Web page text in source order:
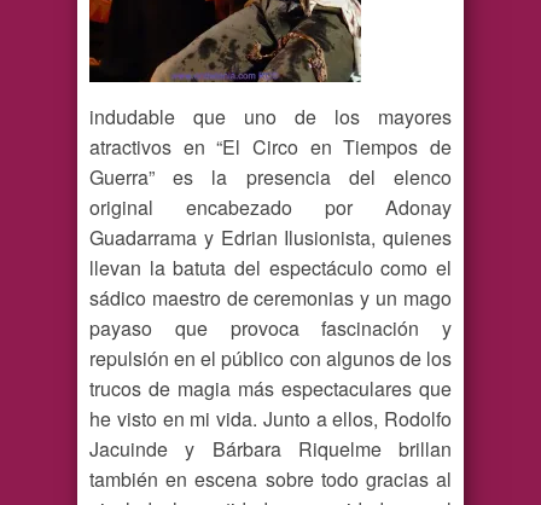
indudable que uno de los mayores
atractivos en “El Circo en Tiempos de
Guerra” es la presencia del elenco
original encabezado por Adonay
Guadarrama y Edrian Ilusionista, quienes
llevan la batuta del espectáculo como el
sádico maestro de ceremonias y un mago
payaso que provoca fascinación y
repulsión en el público con algunos de los
trucos de magia más espectaculares que
he visto en mi vida. Junto a ellos, Rodolfo
Jacuinde y Bárbara Riquelme brillan
también en escena sobre todo gracias al